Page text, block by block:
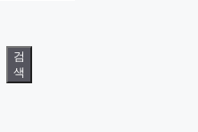
검
색